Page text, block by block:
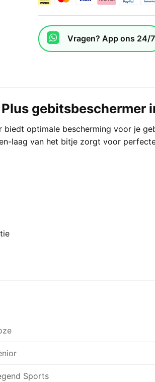
Vragen? App ons 24/7
gebitsbeschermer
optimale bescherming voor je
laag van het bitje zorgt voor
Sports